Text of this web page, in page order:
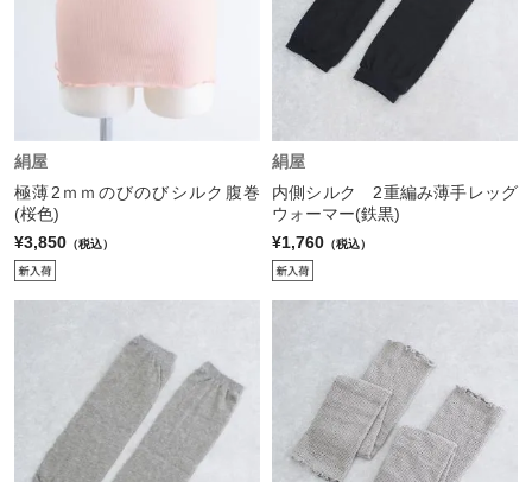
絹屋
極薄2ｍｍのびのびシルク腹巻
(桜色)
¥3,850 （税込）
絹屋
内側シルク 2重編み薄手レッグ
ウォーマー(鉄黒)
¥1,760 （税込）